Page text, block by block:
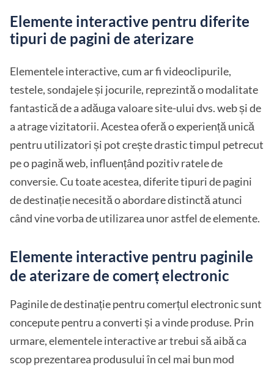
Elemente interactive pentru diferite
tipuri de pagini de aterizare
Elementele interactive, cum ar fi videoclipurile,
testele, sondajele și jocurile, reprezintă o modalitate
fantastică de a adăuga valoare site-ului dvs. web și de
a atrage vizitatorii. Acestea oferă o experiență unică
pentru utilizatori și pot crește drastic timpul petrecut
pe o pagină web, influențând pozitiv ratele de
conversie. Cu toate acestea, diferite tipuri de pagini
de destinație necesită o abordare distinctă atunci
când vine vorba de utilizarea unor astfel de elemente.
Elemente interactive pentru paginile
de aterizare de comerț electronic
Paginile de destinație pentru comerțul electronic sunt
concepute pentru a converti și a vinde produse. Prin
urmare, elementele interactive ar trebui să aibă ca
scop prezentarea produsului în cel mai bun mod